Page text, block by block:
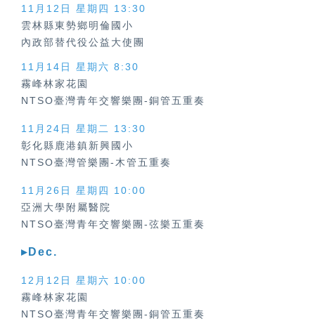
11月12日 星期四
13:30
雲林縣東勢鄉明倫國小
內政部替代役公益大使團
11月14日 星期六 8:30
霧峰林家花園
NTSO臺灣青年交響樂團-銅管五重奏
11月24日 星期二 13:30
彰化縣鹿港鎮新興國小
NTSO臺灣管樂團-木管五重奏
11月26日 星期四 10:00
亞洲大學附屬醫院
NTSO臺灣青年交響樂團-弦樂五重奏
▸Dec.
12月12日 星期六 10:00
霧峰林家花園
NTSO臺灣青年交響樂團-銅管五重奏